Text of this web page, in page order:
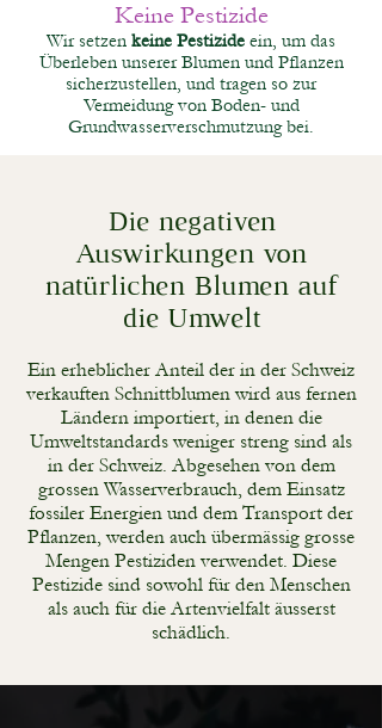
Keine Pestizide
Wir setzen keine Pestizide ein, um das
Überleben unserer Blumen und Pflanzen
sicherzustellen, und tragen so zur
Vermeidung von Boden- und
Grundwasserverschmutzung bei.
Die negativen
Auswirkungen von
natürlichen Blumen auf
die Umwelt
Ein erheblicher Anteil der in der Schweiz
verkauften Schnittblumen wird aus fernen
Ländern importiert, in denen die
Umweltstandards weniger streng sind als
in der Schweiz. Abgesehen von dem
grossen Wasserverbrauch, dem Einsatz
fossiler Energien und dem Transport der
Pflanzen, werden auch übermässig grosse
Mengen Pestiziden verwendet. Diese
Pestizide sind sowohl für den Menschen
als auch für die Artenvielfalt äusserst
schädlich.